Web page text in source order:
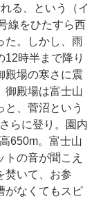
る、という（イ
線をひたすら西
た。しかし、雨
12時半まで降り
殿場の寒さに震
御殿場は富士山
、菅沼という
らに登り。園内
650m。富士山
の音が聞こえ
焚いて、お参
がなくてもスピ